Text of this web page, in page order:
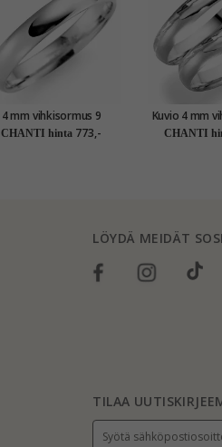
4 mm vihkisormus 9
karaatin valkokultaa
CHANTI hinta 773,-
Kuvio 4 mm
9 karaatin
CHANTI
LÖYDÄ MEIDÄT
TILAA